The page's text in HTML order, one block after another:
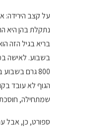
על קצב הירידה:
נתקלת בהן היא
בריא בגיל הזה
800 גרם
הגוף לא עובד
שמתחילה,
ספורט, כן, אבל